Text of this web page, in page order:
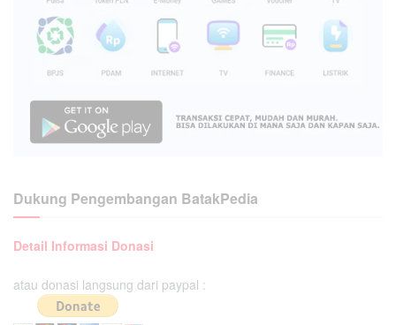
Dukung Pengembangan BatakPedia
Detail Informasi Donasi
atau donasi langsung dari paypal :